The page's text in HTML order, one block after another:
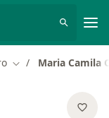
Cambiar de ciudad
Maria Camila